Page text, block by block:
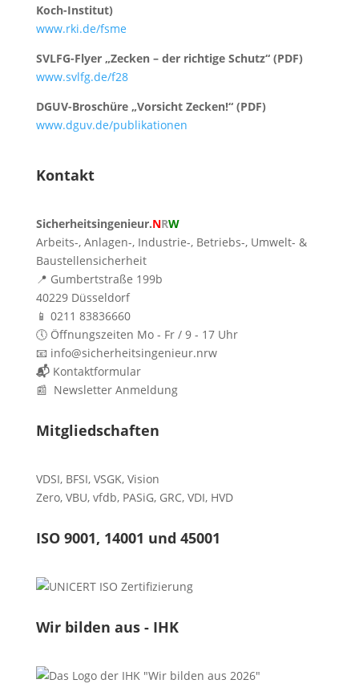
Koch-Institut)
www.rki.de/fsme
SVLFG-Flyer „Zecken – der richtige Schutz“ (PDF)
www.svlfg.de/f28
DGUV-Broschüre „Vorsicht Zecken!“ (PDF)
www.dguv.de/publikationen
Kontakt
Sicherheitsingenieur.NRW
Arbeits-, Anlagen-, Industrie-, Betriebs-, Umwelt- &
Baustellensicherheit
📍 Gumbertstraße 199b
40229 Düsseldorf
📱 0211 83836660
🕔 Öffnungszeiten Mo - Fr / 9 - 17 Uhr
📧 info@sicherheitsingenieur.nrw
📬 Kontaktformular
📰 Newsletter Anmeldung
Mitgliedschaften
VDSI, BFSI, VSGK, Vision
Zero, VBU, vfdb, PASiG, GRC, VDI, HVD
ISO 9001, 14001 und 45001
Wir bilden aus - IHK